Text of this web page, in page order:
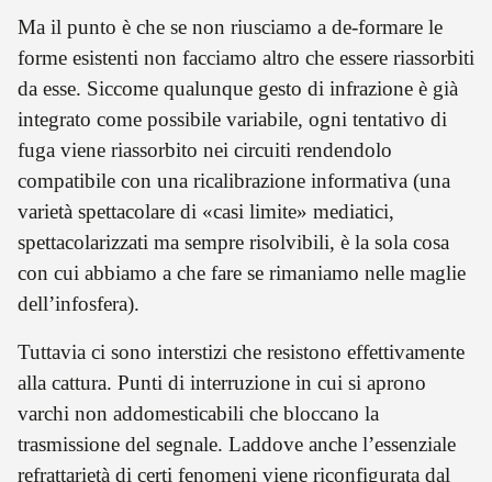
Ma il punto è che se non riusciamo a de-formare le
forme esistenti non facciamo altro che essere riassorbiti
da esse. Siccome qualunque gesto di infrazione è già
integrato come possibile variabile, ogni tentativo di
fuga viene riassorbito nei circuiti rendendolo
compatibile con una ricalibrazione informativa (una
varietà spettacolare di «casi limite» mediatici,
spettacolarizzati ma sempre risolvibili, è la sola cosa
con cui abbiamo a che fare se rimaniamo nelle maglie
dell’infosfera).
Tuttavia ci sono interstizi che resistono effettivamente
alla cattura. Punti di interruzione in cui si aprono
varchi non addomesticabili che bloccano la
trasmissione del segnale. Laddove anche l’essenziale
refrattarietà di certi fenomeni viene riconfigurata dal